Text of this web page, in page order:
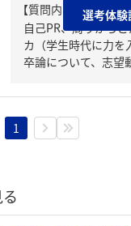
【質問内容・課題】
自己PR、周りから
カ（学生時代に力を
卒論について、志望
選考体験
1